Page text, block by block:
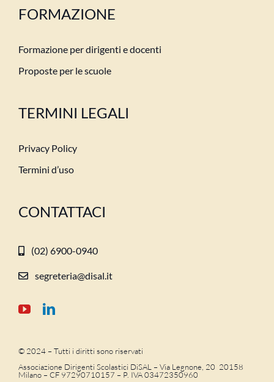
FORMAZIONE
Formazione per dirigenti e docenti
Proposte per le scuole
TERMINI LEGALI
Privacy Policy
Termini d’uso
CONTATTACI
(02) 6900-0940
segreteria@disal.it
© 2024 – Tutti i diritti sono riservati
Associazione Dirigenti Scolastici DiSAL – Via Legnone, 20 20158
Milano – CF 97290710157 – P. IVA 03472350960